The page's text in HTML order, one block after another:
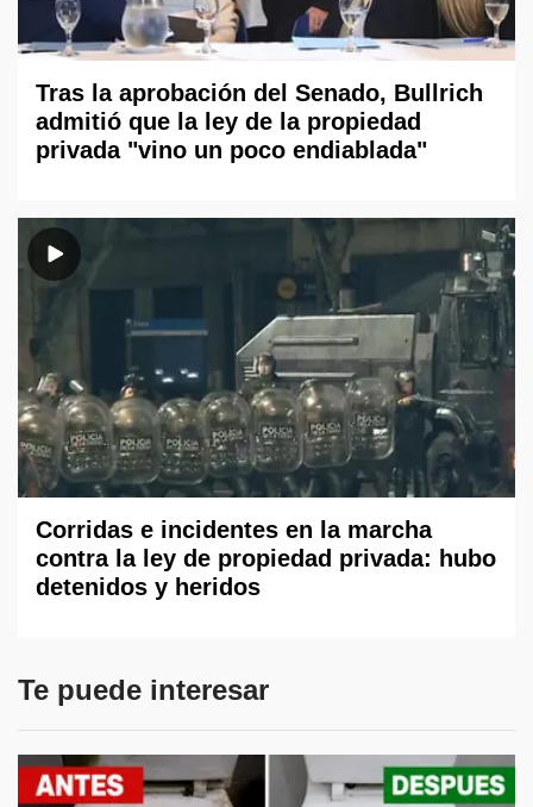
Tras la aprobación del Senado, Bullrich
admitió que la ley de la propiedad
privada "vino un poco endiablada"
Corridas e incidentes en la marcha
contra la ley de propiedad privada: hubo
detenidos y heridos
Te puede interesar